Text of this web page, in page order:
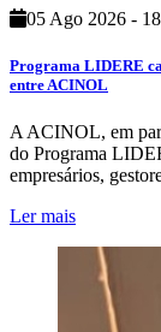
05 Ago 2026 -
Programa LIDERE
entre ACINOL
A ACINOL, em
do Programa
empresários,
Ler mais